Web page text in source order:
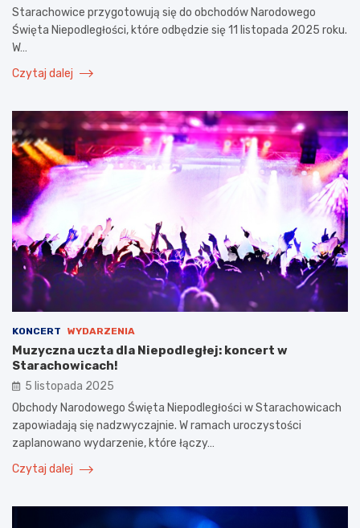
Starachowice przygotowują się do obchodów Narodowego
Święta Niepodległości, które odbędzie się 11 listopada 2025 roku.
W…
Czytaj dalej
KONCERT WYDARZENIA
Muzyczna uczta dla Niepodległej: koncert w
Starachowicach!
5 listopada 2025
Obchody Narodowego Święta Niepodległości w Starachowicach
zapowiadają się nadzwyczajnie. W ramach uroczystości
zaplanowano wydarzenie, które łączy…
Czytaj dalej